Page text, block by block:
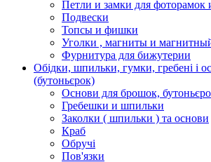
Петли и замки для фоторамок
Подвески
Топсы и фишки
Уголки , магниты и
Фурнитура для бижутерии
Обідки, шпильки, гумки, гребені і
(бутоньєрок)
Основи для брошок,
Гребешки и шпильки
Заколки ( шпильки ) та основи
Краб
Обручі
Пов'язки